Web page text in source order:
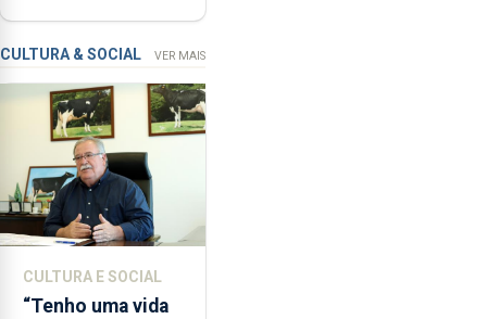
microbiológica”,
pela
terceira
vez
desde
o
início
da
época
balnear
condenação por
violação
CULTURA & SOCIAL VER MAIS
CULTURA E SOCIAL
“Tenho uma vida